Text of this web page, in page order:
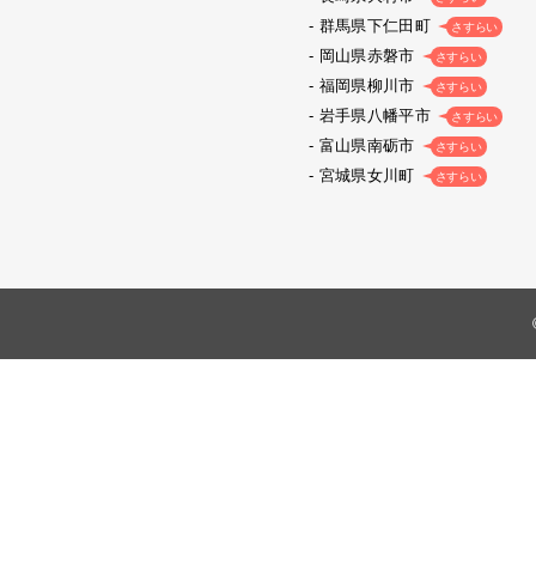
群馬県下仁田町 さすらい
岡山県赤磐市 さすらい
福岡県柳川市 さすらい
岩手県八幡平市 さすらい
富山県南砺市 さすらい
宮城県女川町 さすらい